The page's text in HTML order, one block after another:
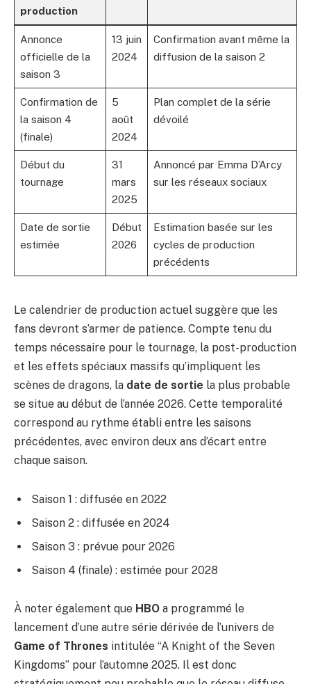
production
Annonce
officielle de la
saison 3
13 juin
2024
Confirmation avant même la
diffusion de la saison 2
Confirmation de
la saison 4
(finale)
5
août
2024
Plan complet de la série
dévoilé
Début du
tournage
31
mars
2025
Annoncé par Emma D’Arcy
sur les réseaux sociaux
Date de sortie
estimée
Début
2026
Estimation basée sur les
cycles de production
précédents
Le calendrier de production actuel suggère que les
fans devront s’armer de patience. Compte tenu du
temps nécessaire pour le tournage, la post-production
et les effets spéciaux massifs qu’impliquent les
scènes de dragons, la date de sortie la plus probable
se situe au début de l’année 2026. Cette temporalité
correspond au rythme établi entre les saisons
précédentes, avec environ deux ans d’écart entre
chaque saison.
Saison 1 : diffusée en 2022
Saison 2 : diffusée en 2024
Saison 3 : prévue pour 2026
Saison 4 (finale) : estimée pour 2028
À noter également que HBO a programmé le
lancement d’une autre série dérivée de l’univers de
Game of Thrones intitulée “A Knight of the Seven
Kingdoms” pour l’automne 2025. Il est donc